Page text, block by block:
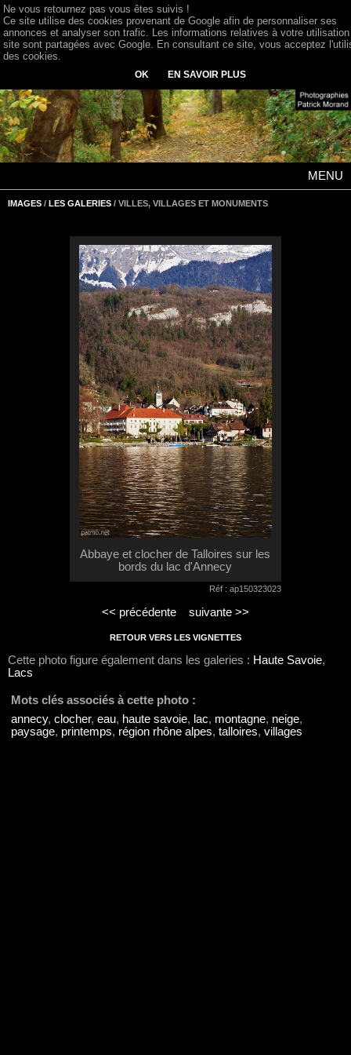
MENU
IMAGES / LES GALERIES / VILLES, VILLAGES ET MONUMENTS
Abbaye et clocher de Talloires sur les
bords du lac d'Annecy
Réf : ap150323023
<< précédente suivante >>
RETOUR VERS LES VIGNETTES
Cette photo figure également dans les galeries : Haute Savoie,
Lacs
Mots clés associés à cette photo :
annecy, clocher, eau, haute savoie, lac, montagne, neige,
paysage, printemps, région rhône alpes, talloires, villages
Ne vous retournez pas vous êtes suivis !
Ce site utilise des cookies provenant de Google afin de personnaliser ses
annonces et analyser son trafic. Les informations relatives à votre
site sont partagées avec Google. En consultant ce site, vous acceptez
des cookies.
OK EN SAVOIR PLUS